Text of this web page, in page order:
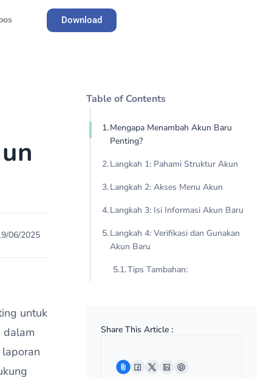
Download
06/2025
untuk
dalam
Table of Contents
Mengapa Menambah Akun Baru
Penting?
Langkah 1: Pahami Struktur Akun
Langkah 2: Akses Menu Akun
Langkah 3: Isi Informasi Akun Baru
Langkah 4: Verifikasi dan Gunakan
Akun Baru
Tips Tambahan:
Share This Article :